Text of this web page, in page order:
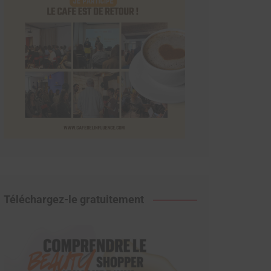
Téléchargez-le gratuitement